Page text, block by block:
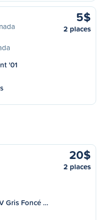
5$
2 places
'01
20$
2 places
Gris Foncé …